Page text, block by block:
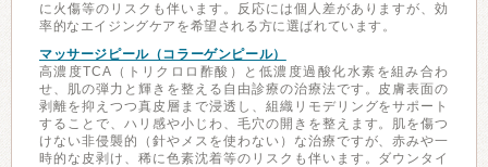
に火傷等のリスクも伴います。反応には個人差がありますが、効
率的なエイジングケアを希望される方に選ばれています。
マッサージピール（コラーゲンピール）
高濃度TCA（トリクロロ酢酸）と低濃度過酸化水素を組み合わ
せ、肌の弾力と輝きを整える自由診療の治療法です。皮膚表面の
剥離を抑えつつ真皮層まで浸透し、組織リモデリングをサポート
することで、ハリ感や小じわ、毛穴の開きを整えます。肌を傷つ
けない非侵襲的（針やメスを使わない）な治療ですが、赤みや一
時的な皮剥け、稀に色素沈着等のリスクも伴います。ダウンタイ